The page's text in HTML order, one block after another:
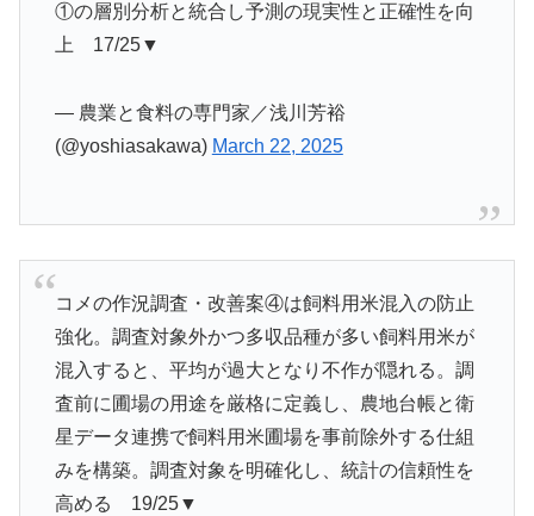
①の層別分析と統合し予測の現実性と正確性を向
上 17/25▼
— 農業と食料の専門家／浅川芳裕
(@yoshiasakawa) March 22, 2025
コメの作況調査・改善案④は飼料用米混入の防止
強化。調査対象外かつ多収品種が多い飼料用米が
混入すると、平均が過大となり不作が隠れる。調
査前に圃場の用途を厳格に定義し、農地台帳と衛
星データ連携で飼料用米圃場を事前除外する仕組
みを構築。調査対象を明確化し、統計の信頼性を
高める 19/25▼